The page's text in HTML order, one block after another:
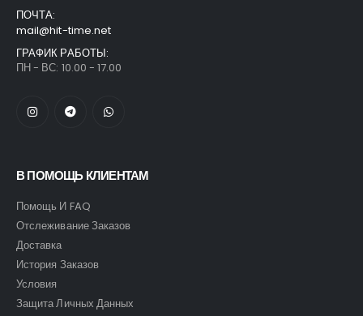
ПОЧТА:
mail@hit-time.net
ГРАФИК РАБОТЫ:
ПН - ВС: 10.00 - 17.00
В ПОМОЩЬ КЛИЕНТАМ
Помощь И FAQ
Отслеживание Заказов
Доставка
История Заказов
Условия
Защита Личных Данных